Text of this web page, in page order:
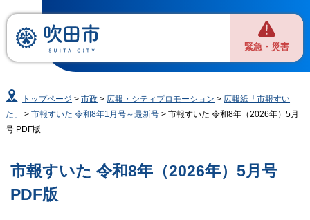
緊急・災害
トップページ >市政 > 広報・シティプロモーション > 広報紙「市報すい
た」
> 市報すいた 令和8年1月号～最新号 > 市報すいた 令和8年（2026年）5月
号 PDF版
市報すいた 令和8年（2026年）5月号
PDF版